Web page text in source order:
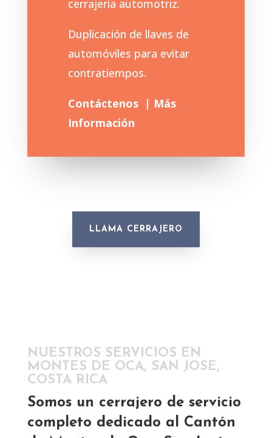
cerrajería automotriz.
Duplicación de llaves de
automóviles para evitar
contratiempos.
Contáctenos | Más
Información
LLAMA CERRAJERO
NUESTROS SERVICIOS EN
MONTES DE OCA, SAN JOSE,
COSTA RICA
Somos un cerrajero de servicio
completo dedicado al Cantón